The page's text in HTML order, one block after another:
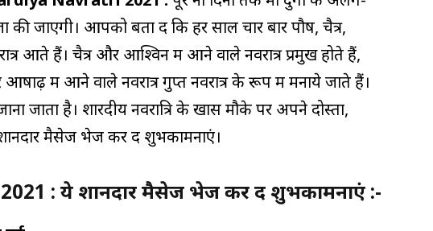
जाएगी। आपको बता दें कि हर साल चार बार पौष, चैत्र,
आते हैं। चैत्र और आश्विन में आने वाले नवरात्र प्रमुख होते हैं,
में आने वाले नवरात्र गुप्त नवरात्र के रूप में मनाये जाते हैं।
जाता है। शारदीय नवरात्रि के खास मौके पर अपने दोस्तों,
शानदार मैसेज भेज कर दें शुभकामनाएं।
: ये शानदार मैसेज भेज कर दें शुभकामनाएं :-